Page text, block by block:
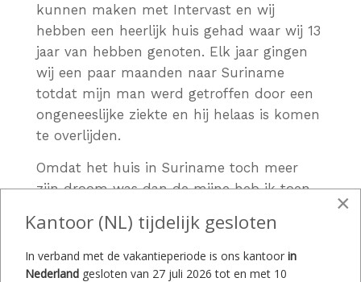
kunnen maken met Intervast en wij
hebben een heerlijk huis gehad waar wij 13
jaar van hebben genoten. Elk jaar gingen
wij een paar maanden naar Suriname
totdat mijn man werd getroffen door een
ongeneeslijke ziekte en hij helaas is komen
te overlijden.
Omdat het huis in Suriname toch meer
zijn droom was dan de mijne heb ik toen
jaar weer contact opgenomen met
Intervast en ik kan niet anders zeggen dan
dat zij ook nu weer uitstekend werk
×
Kantoor (NL) tijdelijk gesloten
In verband met de vakantieperiode is ons kantoor in
Nederland gesloten van 27 juli 2026 tot en met 10